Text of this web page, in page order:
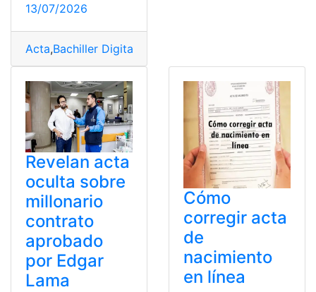
13/07/2026
Acta,Bachiller Digital
Revelan acta
oculta sobre
millonario
contrato
aprobado
por Edgar
Lama
Cómo
corregir acta
de
nacimiento
en línea